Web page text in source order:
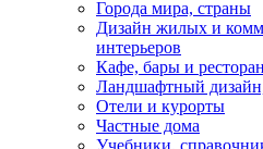
Города мира, страны
Дизайн жилых и
интерьеров
Кафе, бары и
Ландшафтный
Отели и курорты
Частные дома
Учебники,